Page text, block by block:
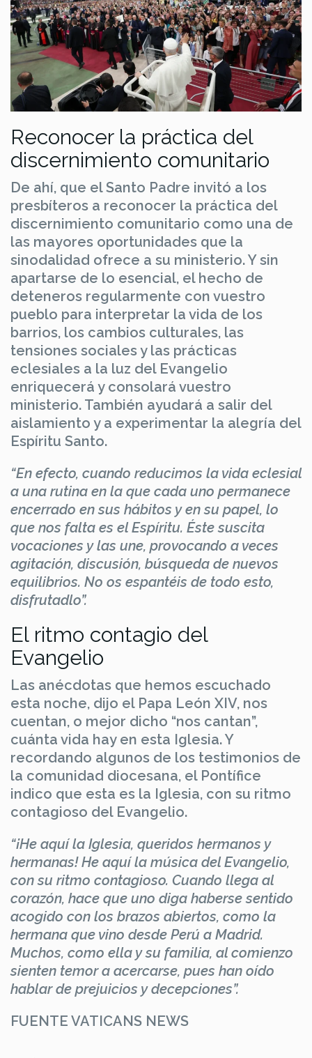
Reconocer la práctica del
discernimiento comunitario
De ahí, que el Santo Padre invitó a los
presbíteros a reconocer la práctica del
discernimiento comunitario como una de
las mayores oportunidades que la
sinodalidad ofrece a su ministerio. Y sin
apartarse de lo esencial, el hecho de
deteneros regularmente con vuestro
pueblo para interpretar la vida de los
barrios, los cambios culturales, las
tensiones sociales y las prácticas
eclesiales a la luz del Evangelio
enriquecerá y consolará vuestro
ministerio. También ayudará a salir del
aislamiento y a experimentar la alegría del
Espíritu Santo.
“En efecto, cuando reducimos la vida eclesial
a una rutina en la que cada uno permanece
encerrado en sus hábitos y en su papel, lo
que nos falta es el Espíritu. Éste suscita
vocaciones y las une, provocando a veces
agitación, discusión, búsqueda de nuevos
equilibrios. No os espantéis de todo esto,
disfrutadlo”.
El ritmo contagio del
Evangelio
Las anécdotas que hemos escuchado
esta noche, dijo el Papa León XIV, nos
cuentan, o mejor dicho “nos cantan”,
cuánta vida hay en esta Iglesia. Y
recordando algunos de los testimonios de
la comunidad diocesana, el Pontífice
indico que esta es la Iglesia, con su ritmo
contagioso del Evangelio.
“¡He aquí la Iglesia, queridos hermanos y
hermanas! He aquí la música del Evangelio,
con su ritmo contagioso. Cuando llega al
corazón, hace que uno diga haberse sentido
acogido con los brazos abiertos, como la
hermana que vino desde Perú a Madrid.
Muchos, como ella y su familia, al comienzo
sienten temor a acercarse, pues han oído
hablar de prejuicios y decepciones”.
FUENTE VATICANS NEWS